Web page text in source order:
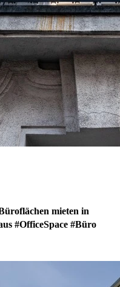
mieten in
#OfficeSpace #Büro